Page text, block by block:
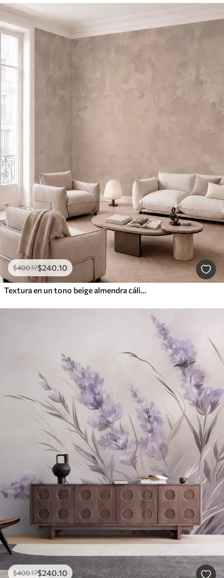
$400.17$240 .10
$400.17$240 .10